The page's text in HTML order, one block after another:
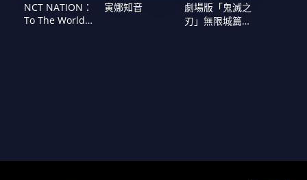
NCT NATION：
To The World
寅娜知音
劇場版「鬼滅之
刃」無限城篇